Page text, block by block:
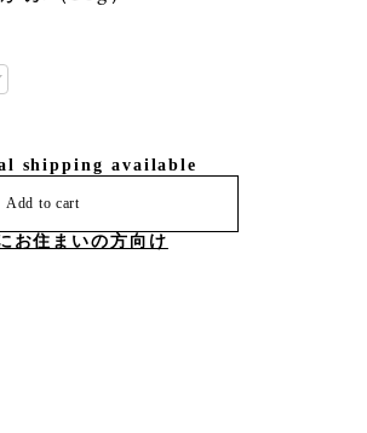
shipping available
Add to cart
お住まいの方向け